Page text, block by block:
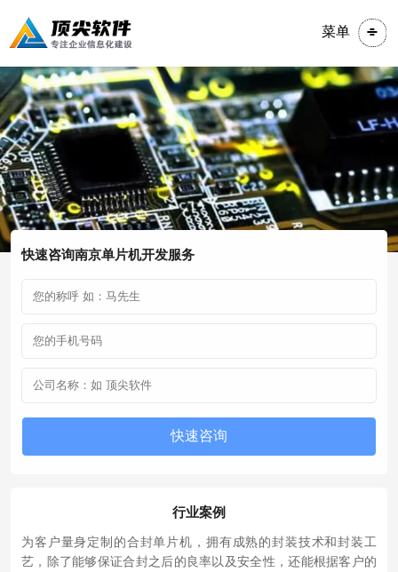
菜单
快速咨询南京单片机开发服务
行业案例
为客户量身定制的合封单片机，拥有成熟的封装技术和封装工
艺，除了能够保证合封之后的良率以及安全性，还能根据客户的